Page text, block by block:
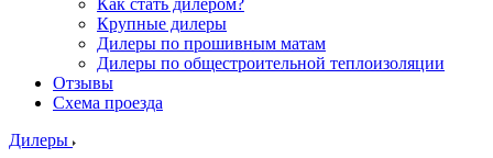
Как стать дилером?
Крупные дилеры
Дилеры по прошивным матам
Дилеры по общестроительной теплоизоляции
Отзывы
Схема проезда
Дилеры